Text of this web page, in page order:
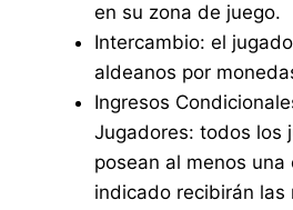
en su zona de juego.
Intercambio: el
aldeanos por
Ingresos
Jugadores: todos los
posean al menos
indicado recibirán